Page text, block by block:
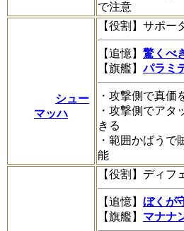
で注意
シュー
マッハ
【役割】サポー
【追憶】 驚くべ
【旗艦】パラミ
・攻撃側で真価
・攻撃側でアタ
きる
・範囲かばうで
能
【役割】ディフ
【追憶】 ぼくが
【旗艦】 マナナ